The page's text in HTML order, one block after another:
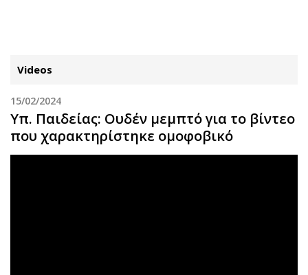
ΚΑΤΗΓΟΡΙΕΣ ΣΥΝΔΕΣΗ
Κύπρος
Απόψεις
Videos
15/02/2024
Υπ. Παιδείας: Ουδέν μεμπτό για το βίντεο
που χαρακτηρίστηκε ομοφοβικό